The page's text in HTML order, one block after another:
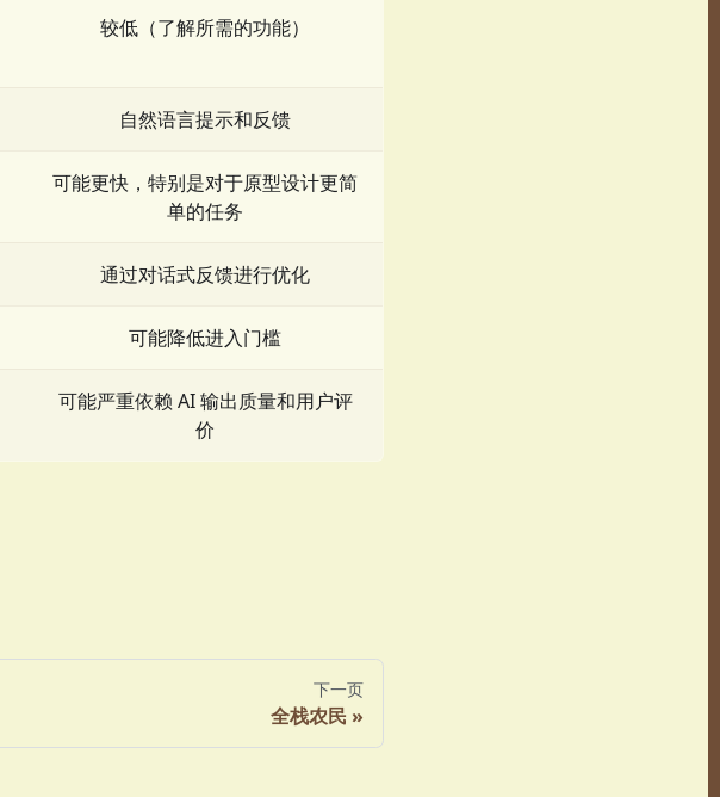
较低（了解所需的功能）
自然语言提示和反馈
可能更快，特别是对于原型设计更简
单的任务
通过对话式反馈进行优化
可能降低进入门槛
可能严重依赖 AI 输出质量和用户评
价
下一页
全栈农民